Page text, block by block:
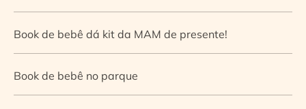
Book de bebê dá kit da MAM de presente!
Book de bebê no parque